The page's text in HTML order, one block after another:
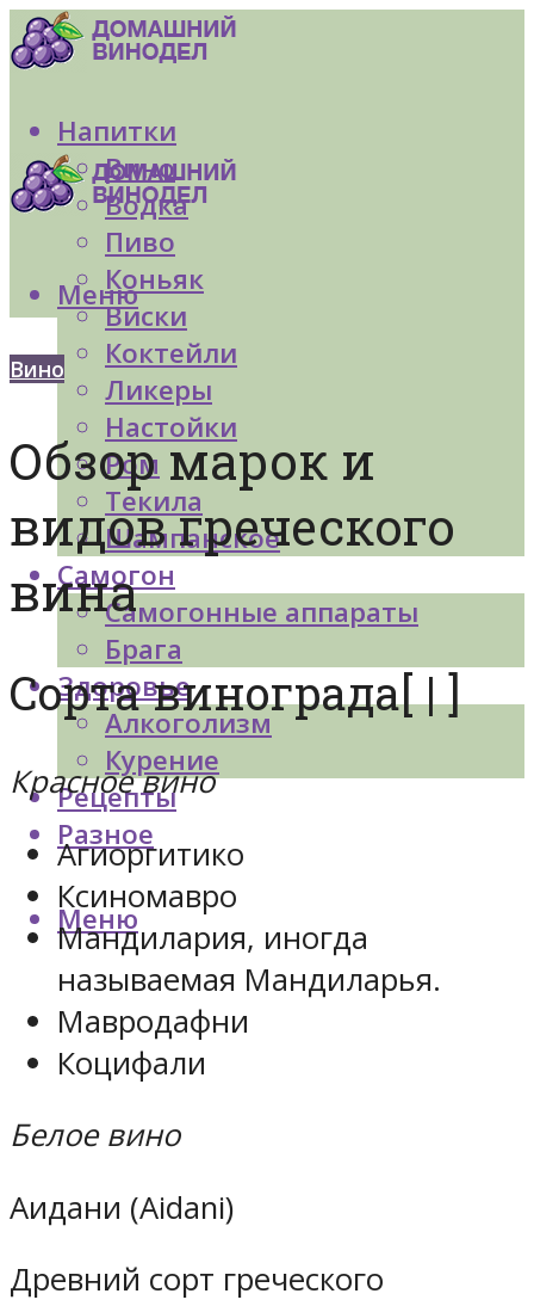
Напитки
Вино
Водка
Пиво
Коньяк
Виски
Коктейли
Ликеры
Настойки
Ром
Текила
Шампанское
Самогон
Самогонные аппараты
Брага
Здоровье
Алкоголизм
Курение
Рецепты
Разное
Меню
Меню
Вино
Обзор марок и
видов греческого
вина
Сорта винограда[ | ]
Красное вино
Агиоргитико
Ксиномавро
Мандилария, иногда
называемая Мандиларья.
Мавродафни
Коцифали
Белое вино
Аидани (Aidani)
Древний сорт греческого